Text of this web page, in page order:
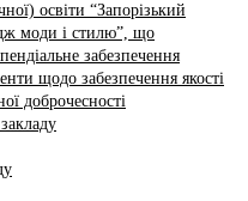
освіти “Запорізький
моди і стилю”, що
забезпечення
щодо забезпечення якості
доброчесності